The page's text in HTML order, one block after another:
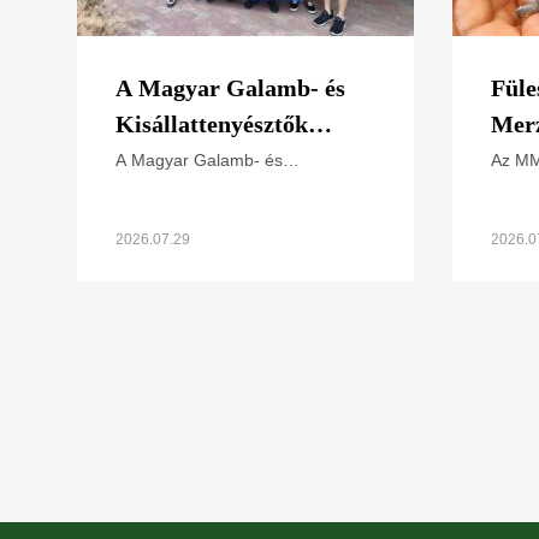
A Magyar Galamb- és
Kisállattenyésztők
Országos Szövetségének
A Magyar Galamb- és
Magyar Madártani és
2026.07.29
Az